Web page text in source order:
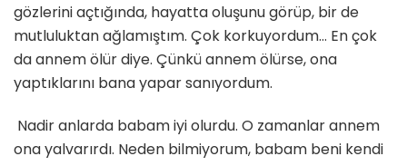
gözlerini açtığında, hayatta oluşunu görüp, bir de
mutluluktan ağlamıştım. Çok korkuyordum… En çok
da annem ölür diye. Çünkü annem ölürse, ona
yaptıklarını bana yapar sanıyordum.
Nadir anlarda babam iyi olurdu. O zamanlar annem
ona yalvarırdı. Neden bilmiyorum, babam beni kendi